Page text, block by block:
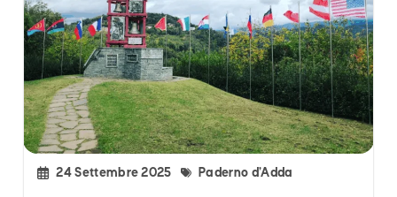
24 Settembre 2025 Paderno d’Adda